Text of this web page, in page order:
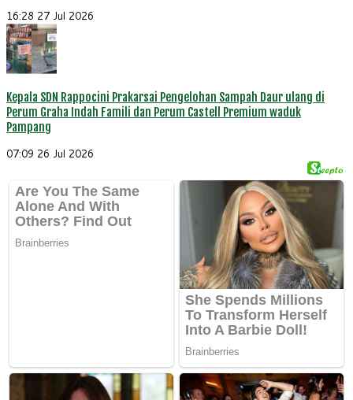
16:28 27 Jul 2026
Kepala SDN Rappocini Prakarsai Pengelohan Sampah Daur ulang di
Perum Graha Indah Famili dan Perum Castell Premium waduk
Pampang
07:09 26 Jul 2026